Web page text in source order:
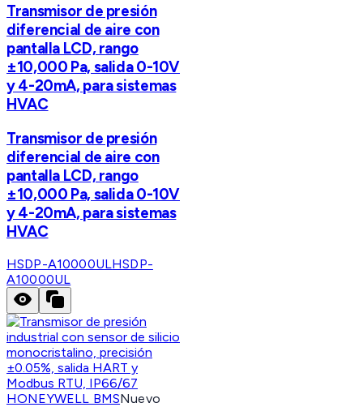
Transmisor de presión
diferencial de aire con
pantalla LCD, rango
±10,000 Pa, salida 0-10V
y 4-20mA, para sistemas
HVAC
Transmisor de presión
diferencial de aire con
pantalla LCD, rango
±10,000 Pa, salida 0-10V
y 4-20mA, para sistemas
HVAC
HSDP-A10000ULHSDP-
A10000UL
HONEYWELL BMSNuevo